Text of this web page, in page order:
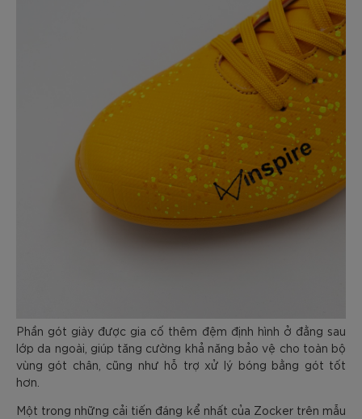
Phần gót giày được gia cố thêm đệm định hình ở đằng sau
lớp da ngoài, giúp tăng cường khả năng bảo vệ cho toàn bộ
vùng gót chân, cũng như hỗ trợ xử lý bóng bằng gót tốt
hơn.
Một trong những cải tiến đáng kể nhất của Zocker trên mẫu